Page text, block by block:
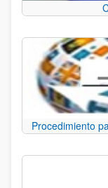
Procedimiento